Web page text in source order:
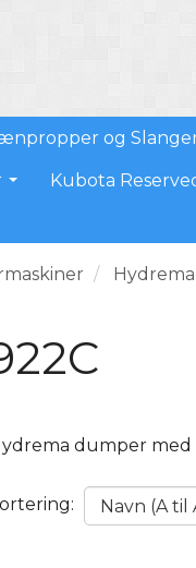
og
Kubota
Hydrema
dumper